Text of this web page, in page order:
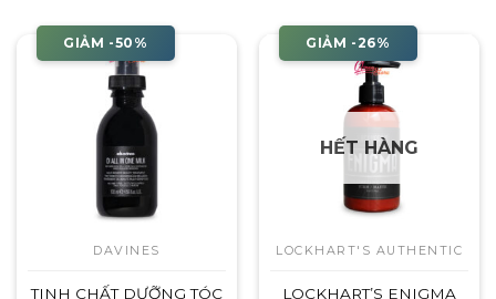
GIẢM -50%
DAVINES
TINH CHẤT DƯỠNG TÓC
GIẢM -26%
HẾT HÀNG
LOCKHART'S AUTHENTIC
LOCKHART’S ENIGMA